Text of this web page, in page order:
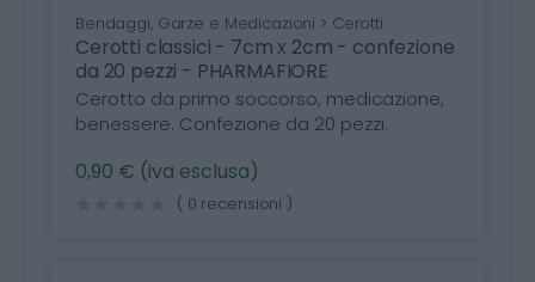
Bendaggi, Garze e Medicazioni > Cerotti
Cerotti classici - 7cm x 2cm - confezione
da 20 pezzi - PHARMAFIORE
Cerotto da primo soccorso, medicazione,
benessere. Confezione da 20 pezzi.
0,90 € (iva esclusa)
( 0 recensioni )